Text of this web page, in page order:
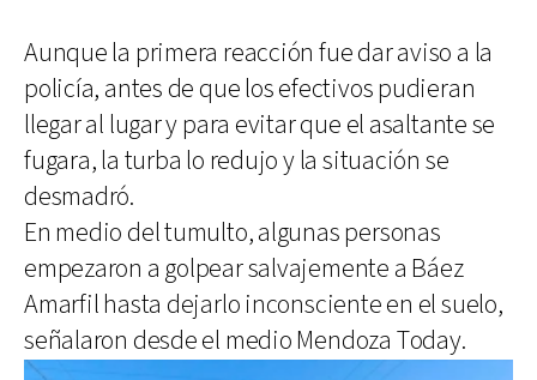
Aunque la primera reacción fue dar aviso a la
policía, antes de que los efectivos pudieran
llegar al lugar y para evitar que el asaltante se
fugara, la turba lo redujo y la situación se
desmadró.
En medio del tumulto, algunas personas
empezaron a golpear salvajemente a Báez
Amarfil hasta dejarlo inconsciente en el suelo,
señalaron desde el medio Mendoza Today.